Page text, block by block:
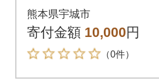
あり みかん 3S～3L
約5kg(宇城市)
熊本県宇城市
寄付金額 10,000円
（0件）